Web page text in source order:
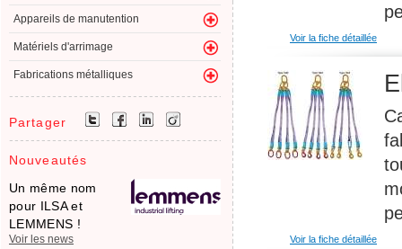
Appareils de manutention
Matériels d'arrimage
Fabrications métalliques
Partager
Nouveautés
Un même nom
pour ILSA et
LEMMENS !
Voir les news
Voir la fiche détaillée
Voir la fiche détaillée